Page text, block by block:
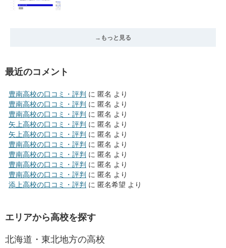
→もっと見る
最近のコメント
豊南高校の口コミ・評判 に 匿名 より
豊南高校の口コミ・評判 に 匿名 より
豊南高校の口コミ・評判 に 匿名 より
矢上高校の口コミ・評判 に 匿名 より
矢上高校の口コミ・評判 に 匿名 より
豊南高校の口コミ・評判 に 匿名 より
豊南高校の口コミ・評判 に 匿名 より
豊南高校の口コミ・評判 に 匿名 より
豊南高校の口コミ・評判 に 匿名 より
添上高校の口コミ・評判 に 匿名希望 より
エリアから高校を探す
北海道・東北地方の高校